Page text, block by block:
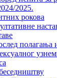
2025.
рокова
полагања